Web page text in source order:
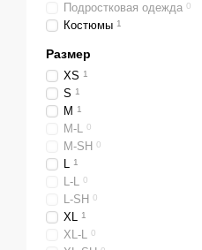
Подростковая одежда 0
Костюмы 1
Размер
XS 1
S 1
M 1
M-L 0
M-SH 0
L 1
L-L 0
L-SH 0
XL 1
XL-L 0